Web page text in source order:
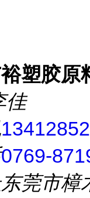
塑胶原
佳
0769-
东莞市樟